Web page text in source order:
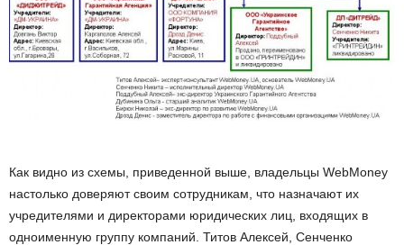
Как видно из схемы, приведенной выше, владельцы WebMoney
настолько доверяют своим сотрудникам, что назначают их
учредителями и директорами юридических лиц, входящих в
одноименную группу компаний. Титов Алексей, Сенченко